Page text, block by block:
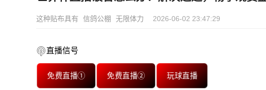
这种贴布具有 信鸽公棚 无限体力 2026-06-02 23:47:29
直播信号
免费直播① 免费直播② 玩球直播